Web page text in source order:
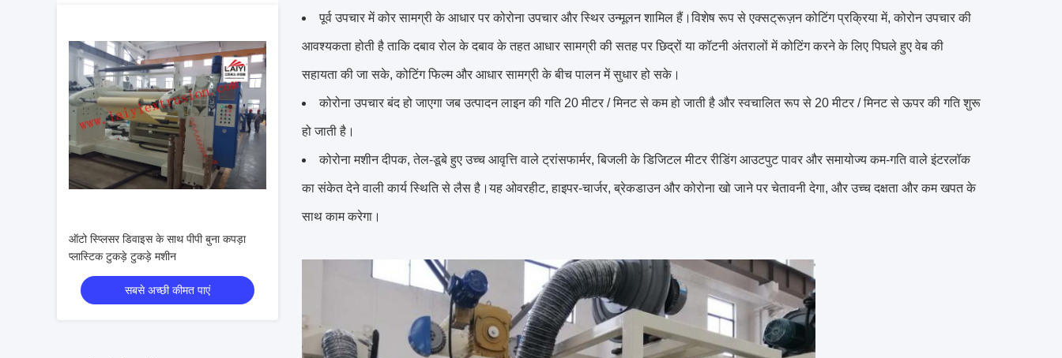
ऑटो स्प्लिसर डिवाइस के साथ पीपी बुना कपड़ा
प्लास्टिक टुकड़े टुकड़े मशीन
सबसे अच्छी कीमत पाएं
पूर्व उपचार में कोर सामग्री के आधार पर कोरोना उपचार और स्थिर उन्मूलन शामिल हैं।विशेष रूप से एक्सट्रूज़न कोटिंग प्रक्रिया में, कोरोन उपचार की
आवश्यकता होती है ताकि दबाव रोल के दबाव के तहत आधार सामग्री की सतह पर छिद्रों या कॉटनी अंतरालों में कोटिंग करने के लिए पिघले हुए वेब की
सहायता की जा सके, कोटिंग फिल्म और आधार सामग्री के बीच पालन में सुधार हो सके।
कोरोना उपचार बंद हो जाएगा जब उत्पादन लाइन की गति 20 मीटर / मिनट से कम हो जाती है और स्वचालित रूप से 20 मीटर / मिनट से ऊपर की गति शुरू
हो जाती है।
कोरोना मशीन दीपक, तेल-डूबे हुए उच्च आवृत्ति वाले ट्रांसफार्मर, बिजली के डिजिटल मीटर रीडिंग आउटपुट पावर और समायोज्य कम-गति वाले इंटरलॉक
का संकेत देने वाली कार्य स्थिति से लैस है।यह ओवरहीट, हाइपर-चार्जर, ब्रेकडाउन और कोरोना खो जाने पर चेतावनी देगा, और उच्च दक्षता और कम खपत के
साथ काम करेगा।